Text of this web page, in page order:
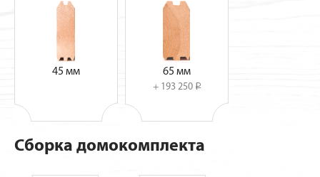
45 мм 65 мм
+ 193 250 i
Сборка домокомплекта